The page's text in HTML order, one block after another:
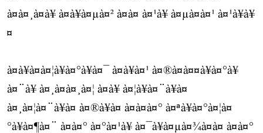
à¤à¤¸à¤à¥ à¤à¥à¤µà¤² à¤à¤ à¤¹à¥ à¤µà¤à¤¹ à¤¹à¥à¥
¤
à¤à¥à¤à¤¦à¥à¤°à¥à¤¯ à¤à¥à¤¹ à¤®à¤à¤¤à¥à¤°à¥
à¤¨à¥ à¤¸à¤à¤¸à¤¦ à¤à¥ à¤¦à¥à¤¨à¥à¤
à¤¸à¤¦à¤¨à¥à¤ à¤®à¥à¤ à¤à¤à¤° à¤ªà¥à¤°à¤¦à¤
°à¥à¤¶à¤¨ à¤à¤° à¤°à¤¹à¥ à¤¯à¥à¤µà¤¾à¤à¤ à¤à¤°